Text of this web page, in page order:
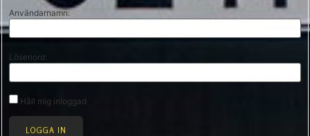
Användarnamn:
Lösenord:
Håll mig inloggad
LOGGA IN